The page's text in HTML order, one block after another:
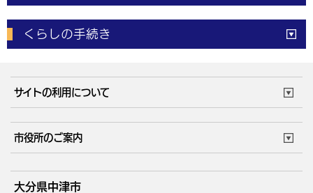
電子申請 窓口の混雑状況
体育施設予約状況 ご意見・ご要望
くらしの手続き
成人・仕事
住まい・引越 ごみ・環境
健康・医療 障がい・福祉
高齢・介護
サイトの利用について
サイトマップ
市役所のご案内
庁舎地図 組織案内
大分県中津市